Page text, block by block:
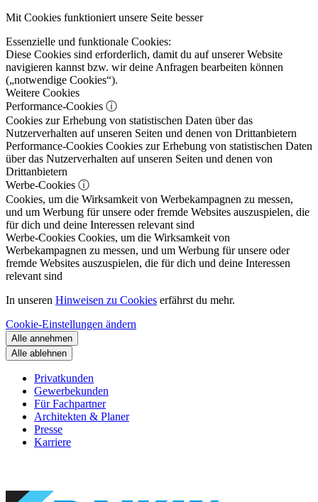
Mit Cookies funktioniert unsere Seite besser
Essenzielle und funktionale Cookies:
Diese Cookies sind erforderlich, damit du auf unserer Website
navigieren kannst bzw. wir deine Anfragen bearbeiten können
(„notwendige Cookies“).
Weitere Cookies
Performance-Cookies ⓘ
Cookies zur Erhebung von statistischen Daten über das
Nutzerverhalten auf unseren Seiten und denen von Drittanbietern
Performance-Cookies Cookies zur Erhebung von statistischen Daten
über das Nutzerverhalten auf unseren Seiten und denen von
Drittanbietern
Werbe-Cookies ⓘ
Cookies, um die Wirksamkeit von Werbekampagnen zu messen,
und um Werbung für unsere oder fremde Websites auszuspielen, die
für dich und deine Interessen relevant sind
Werbe-Cookies Cookies, um die Wirksamkeit von
Werbekampagnen zu messen, und um Werbung für unsere oder
fremde Websites auszuspielen, die für dich und deine Interessen
relevant sind
In unseren Hinweisen zu Cookies erfährst du mehr.
Cookie-Einstellungen ändern
Alle annehmen
Alle ablehnen
Privatkunden
Gewerbekunden
Für Fachpartner
Architekten & Planer
Presse
Karriere